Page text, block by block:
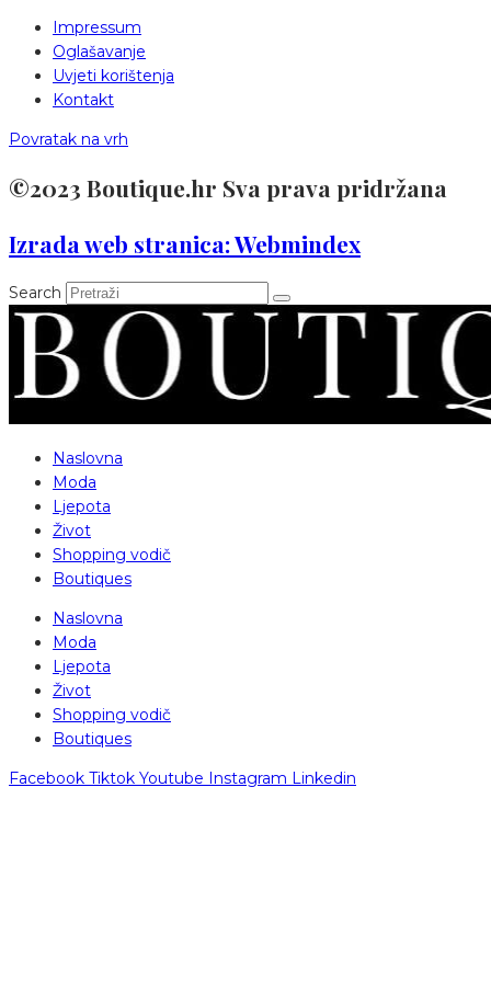
Impressum
Oglašavanje
Uvjeti korištenja
Kontakt
Povratak na vrh
©2023 Boutique.hr Sva prava pridržana
Izrada web stranica: Webmindex
Search
Naslovna
Moda
Ljepota
Život
Shopping vodič
Boutiques
Naslovna
Moda
Ljepota
Život
Shopping vodič
Boutiques
Facebook Tiktok Youtube Instagram Linkedin